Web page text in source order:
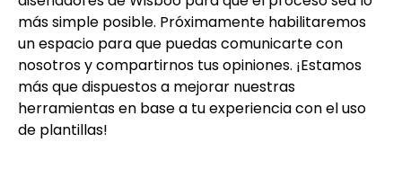
más simple posible. Próximamente habilitaremos
un espacio para que puedas comunicarte con
nosotros y compartirnos tus opiniones. ¡Estamos
más que dispuestos a mejorar nuestras
herramientas en base a tu experiencia con el uso
de plantillas!